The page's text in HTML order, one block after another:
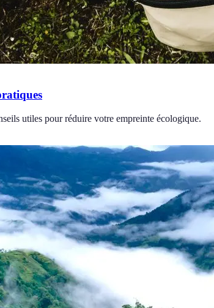
utiles pour réduire votre empreinte écologique.